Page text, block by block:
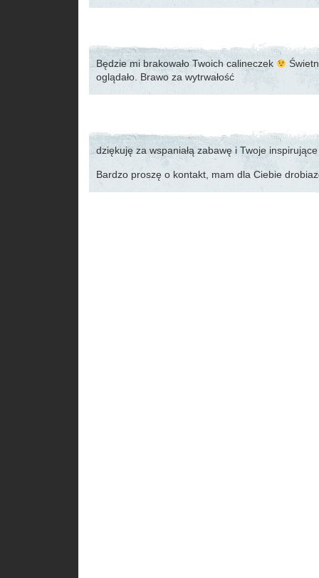
Będzie mi brakowało Twoich calineczek
oglądało. Brawo za wytrwałość
dziękuję za wspaniałą zabawę i Twoje
Bardzo proszę o kontakt, mam dla Ciebie